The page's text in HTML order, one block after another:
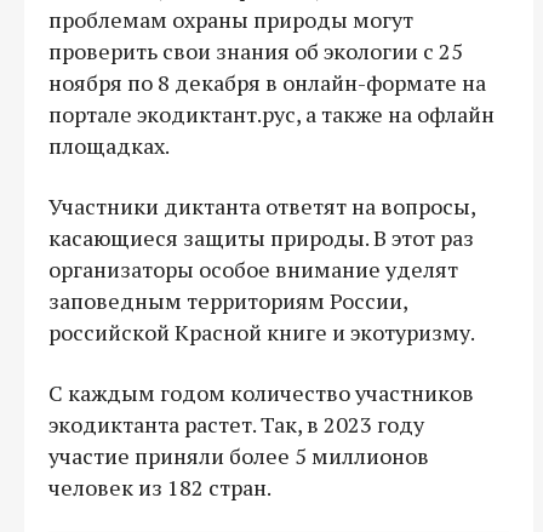
проблемам охраны природы могут
проверить свои знания об экологии с 25
ноября по 8 декабря в онлайн-формате на
портале экодиктант.рус, а также на офлайн
площадках.
Участники диктанта ответят на вопросы,
касающиеся защиты природы. В этот раз
организаторы особое внимание уделят
заповедным территориям России,
российской Красной книге и экотуризму.
С каждым годом количество участников
экодиктанта растет. Так, в 2023 году
участие приняли более 5 миллионов
человек из 182 стран.